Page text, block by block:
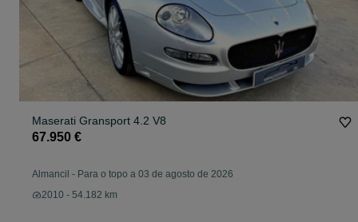
Maserati Gransport 4.2 V8
67.950 €
Almancil - Para o topo a 03 de agosto de 2026
2010 - 54.182 km